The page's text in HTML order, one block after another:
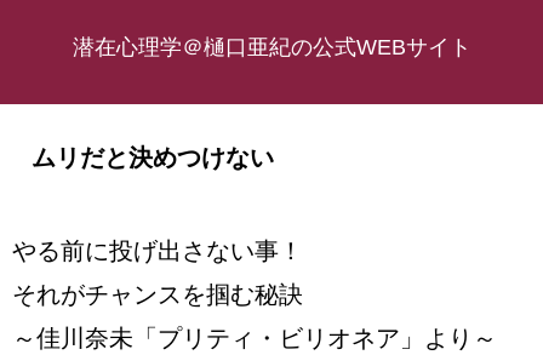
潜在心理学＠樋口亜紀の公式WEBサイト
ムリだと決めつけない
やる前に投げ出さない事！
それがチャンスを掴む秘訣
～佳川奈未「プリティ・ビリオネア」より～